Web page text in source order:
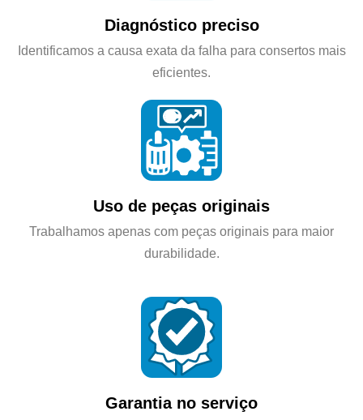
Diagnóstico preciso
Identificamos a causa exata da falha para consertos mais
eficientes.
Uso de peças originais
Trabalhamos apenas com peças originais para maior
durabilidade.
Garantia no serviço